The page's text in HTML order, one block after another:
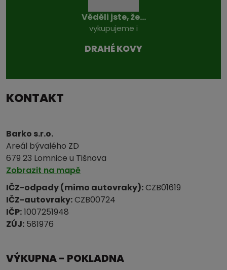
Věděli jste, že...
vykupujeme i
DRAHÉ KOVY
KONTAKT
Barko s.r.o.
Areál bývalého ZD
679 23 Lomnice u Tišnova
Zobrazit na mapě
IČZ-odpady (mimo autovraky):CZB01619
IČZ-autovraky:CZB00724
IČP:1007251948
ZÚJ: 581976
VÝKUPNA - POKLADNA